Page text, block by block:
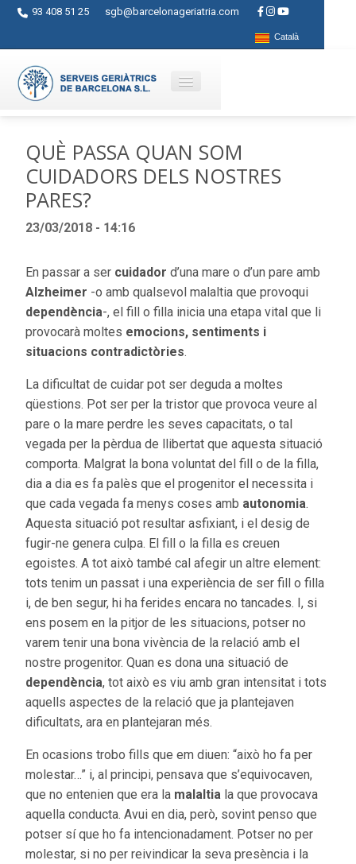
93 408 51 25 sgb@barcelonageriatria.com
Català
Qui som?
Serveis
Activitats
Centres
Ajuts
Contacte
Blog
QUÈ PASSA QUAN SOM
CUIDADORS DELS NOSTRES
PARES?
23/03/2018 - 14:16
En passar a ser cuidador d’una mare o d’un pare amb
Alzheimer -o amb qualsevol malaltia que provoqui
dependència-, el fill o filla inicia una etapa vital que li
provocarà moltes emocions, sentiments i
situacions contradictòries.
La dificultat de cuidar pot ser deguda a moltes
qüestions. Pot ser per la tristor que provoca veure al
pare o la mare perdre les seves capacitats, o tal
vegada per la pèrdua de llibertat que aquesta situació
comporta. Malgrat la bona voluntat del fill o de la filla,
dia a dia es fa palès que el progenitor el necessita i
que cada vegada fa menys coses amb autonomia.
Aquesta situació pot resultar asfixiant, i el desig de
fugir-ne genera culpa. El fill o la filla es creuen
egoistes. A tot això també cal afegir un altre element:
tots tenim un passat i una experiència de ser fill o filla
i, de ben segur, hi ha ferides encara no tancades. I, si
ens posem en la pitjor de les situacions, potser no
varem tenir una bona vivència de la relació amb el
nostre progenitor. Quan es dona una situació de
dependència, tot això es viu amb gran intensitat i tots
aquells aspectes de la relació que ja plantejaven
dificultats, ara en plantejaran més.
En ocasions trobo fills que em diuen: “això ho fa per
molestar…” i, al principi, pensava que s’equivocaven,
que no entenien que era la malaltia la que provocava
aquella conducta. Avui en dia, però, sovint penso que
potser sí que ho fa intencionadament. Potser no per
molestar, si no per reivindicar la seva presència i la